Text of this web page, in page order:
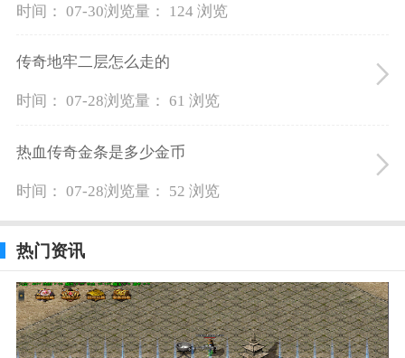
时间： 07-30浏览量： 124 浏览
传奇地牢二层怎么走的
时间： 07-28浏览量： 61 浏览
热血传奇金条是多少金币
时间： 07-28浏览量： 52 浏览
热门资讯